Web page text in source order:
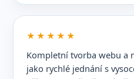
★★★★★
Kompletní tvorba webu a
jako rychlé jednání s